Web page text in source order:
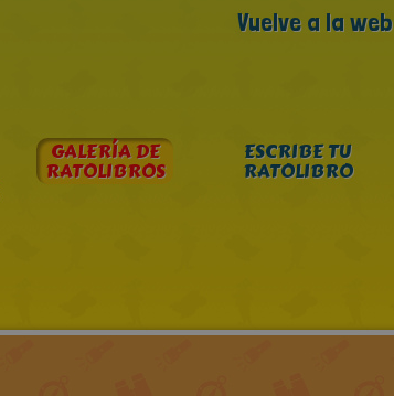
Vuelve a la web
GALERÍA DE
RATOLIBROS
ESCRIBE TU
RATOLIBRO